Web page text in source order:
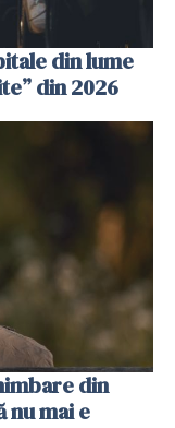
din lume
din 2026
din
nu mai e